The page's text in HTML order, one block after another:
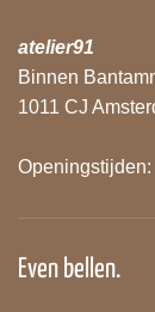
atelier91
Binnen
1011 CJ
Openingstijden:
Even bellen.